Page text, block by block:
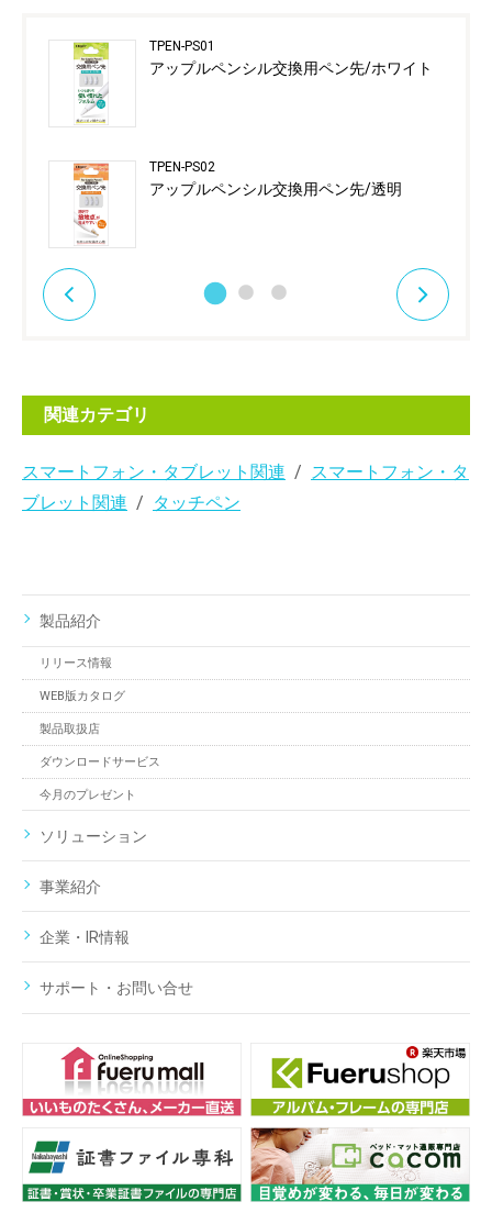
TPEN-PS01
アップルペンシル交換用ペン先/ホワイト
TPEN-PS02
アップルペンシル交換用ペン先/透明
関連カテゴリ
スマートフォン・タブレット関連
スマートフォン・タ
ブレット関連
タッチペン
製品紹介
リリース情報
WEB版カタログ
製品取扱店
ダウンロードサービス
今月のプレゼント
ソリューション
事業紹介
企業・IR情報
サポート・お問い合せ